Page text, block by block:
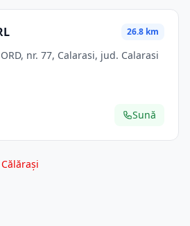
26.8 km
nr. 77, Calarasi, jud. Calarasi
Sună